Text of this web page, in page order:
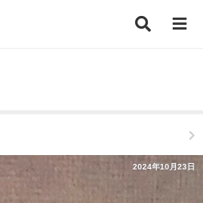
2024年10月23日